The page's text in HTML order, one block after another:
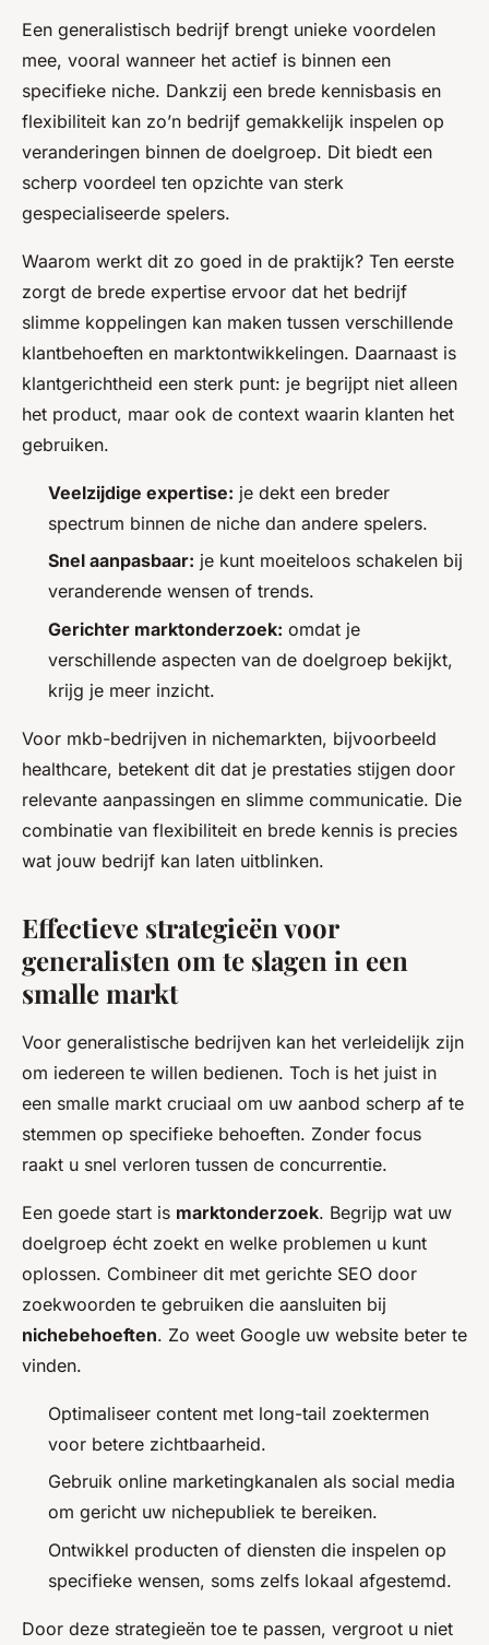
Een generalistisch bedrijf brengt unieke voordelen
mee, vooral wanneer het actief is binnen een
specifieke niche. Dankzij een brede kennisbasis en
flexibiliteit kan zo’n bedrijf gemakkelijk inspelen op
veranderingen binnen de doelgroep. Dit biedt een
scherp voordeel ten opzichte van sterk
gespecialiseerde spelers.
Waarom werkt dit zo goed in de praktijk? Ten eerste
zorgt de brede expertise ervoor dat het bedrijf
slimme koppelingen kan maken tussen verschillende
klantbehoeften en marktontwikkelingen. Daarnaast is
klantgerichtheid een sterk punt: je begrijpt niet alleen
het product, maar ook de context waarin klanten het
gebruiken.
Veelzijdige expertise: je dekt een breder
spectrum binnen de niche dan andere spelers.
Snel aanpasbaar: je kunt moeiteloos schakelen bij
veranderende wensen of trends.
Gerichter marktonderzoek: omdat je
verschillende aspecten van de doelgroep bekijkt,
krijg je meer inzicht.
Voor mkb-bedrijven in nichemarkten, bijvoorbeeld
healthcare, betekent dit dat je prestaties stijgen door
relevante aanpassingen en slimme communicatie. Die
combinatie van flexibiliteit en brede kennis is precies
wat jouw bedrijf kan laten uitblinken.
Effectieve strategieën voor
generalisten om te slagen in een
smalle markt
Voor generalistische bedrijven kan het verleidelijk zijn
om iedereen te willen bedienen. Toch is het juist in
een smalle markt cruciaal om uw aanbod scherp af te
stemmen op specifieke behoeften. Zonder focus
raakt u snel verloren tussen de concurrentie.
Een goede start is marktonderzoek. Begrijp wat uw
doelgroep écht zoekt en welke problemen u kunt
oplossen. Combineer dit met gerichte SEO door
zoekwoorden te gebruiken die aansluiten bij
nichebehoeften. Zo weet Google uw website beter te
vinden.
Optimaliseer content met long-tail zoektermen
voor betere zichtbaarheid.
Gebruik online marketingkanalen als social media
om gericht uw nichepubliek te bereiken.
Ontwikkel producten of diensten die inspelen op
specifieke wensen, soms zelfs lokaal afgestemd.
Door deze strategieën toe te passen, vergroot u niet